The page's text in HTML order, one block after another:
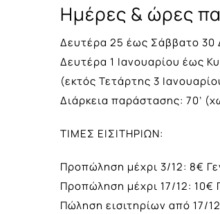
Ημέρες & ώρες
Δευτέρα 25 έως Σάββατο 30
Δευτέρα 1 Ιανουαρίου έως
(εκτός Τετάρτης 3
Διάρκεια παράστασης: 70’
ΤΙΜΕΣ ΕΙΣΙΤΗΡΙΩΝ:
Προπώληση μέχρι 3/12: 8€
Προπώληση μέχρι 17/12: 10€
Πώληση εισιτηρίων από 17/